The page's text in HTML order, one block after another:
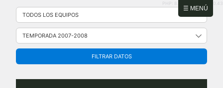
☰ MENÚ
Saltar
contenido
PHP: 8.2.31 | MySQL: 8.0.43
FILTRAR DATOS